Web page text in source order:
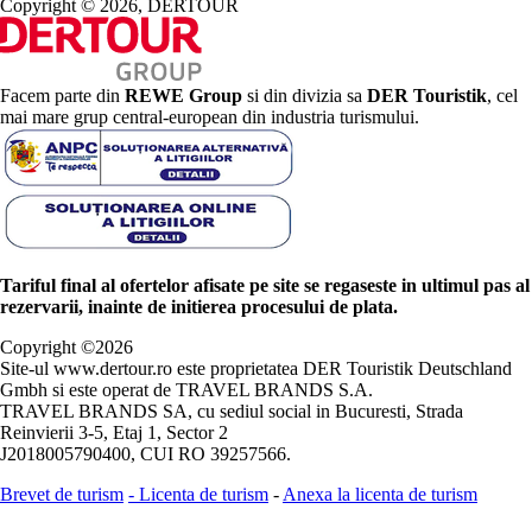
Copyright © 2026, DERTOUR
Facem parte din REWE Group si din divizia sa DER Touristik, cel
mai mare grup central-european din industria turismului.
Tariful final al ofertelor afisate pe site se regaseste in ultimul pas al
rezervarii, inainte de initierea procesului de plata.
Copyright ©2026
Site-ul www.dertour.ro este proprietatea DER Touristik Deutschland
Gmbh si este operat de TRAVEL BRANDS S.A.
TRAVEL BRANDS SA, cu sediul social in Bucuresti, Strada
Reinvierii 3-5, Etaj 1, Sector 2
J2018005790400, CUI RO 39257566.
Brevet de turism - Licenta de turism - Anexa la licenta de turism